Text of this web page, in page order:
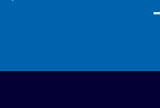
Rodas aro